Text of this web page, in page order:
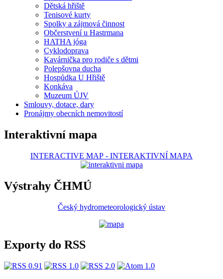
Dětská hřiště
Tenisové kurty
Spolky a zájmová činnost
Občerstvení u Hastrmana
HATHA jóga
Cyklodoprava
Kavárnička pro rodiče s dětmi
Polepšovna ducha
Hospůdka U Hřiště
Konkáva
Muzeum ÚJV
Smlouvy, dotace, dary
Pronájmy obecních nemovitostí
Interaktivní mapa
INTERACTIVE MAP - INTERAKTIVNÍ MAPA
Výstrahy ČHMÚ
Český hydrometeorologický ústav
Exporty do RSS